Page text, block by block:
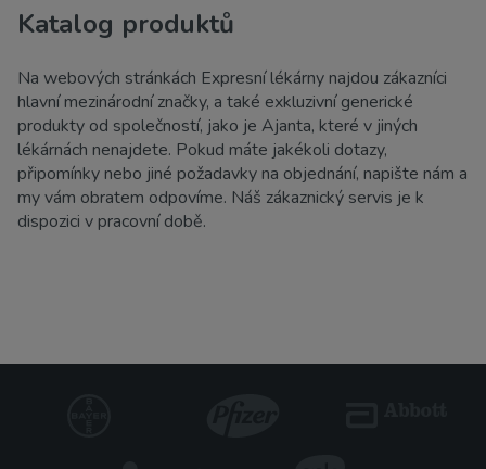
Katalog produktů
Na webových stránkách Expresní lékárny najdou zákazníci
hlavní mezinárodní značky, a také exkluzivní generické
produkty od společností, jako je Ajanta, které v jiných
lékárnách nenajdete. Pokud máte jakékoli dotazy,
připomínky nebo jiné požadavky na objednání, napište nám a
my vám obratem odpovíme. Náš zákaznický servis je k
dispozici v pracovní době.